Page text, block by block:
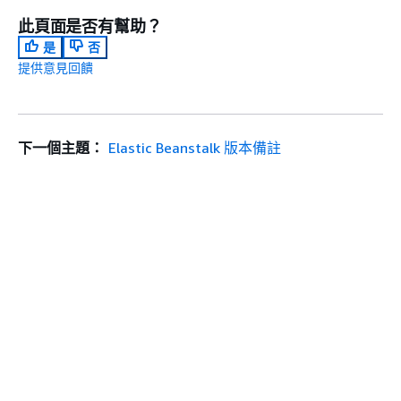
此頁面是否有幫助？
是
否
提供意見回饋
下一個主題： Elastic Beanstalk 版本備註